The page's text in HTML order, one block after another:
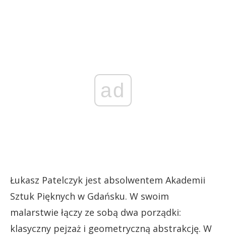
ad
Łukasz Patelczyk jest absolwentem Akademii
Sztuk Pięknych w Gdańsku. W swoim
malarstwie łączy ze sobą dwa porządki:
klasyczny pejzaż i geometryczną abstrakcję. W